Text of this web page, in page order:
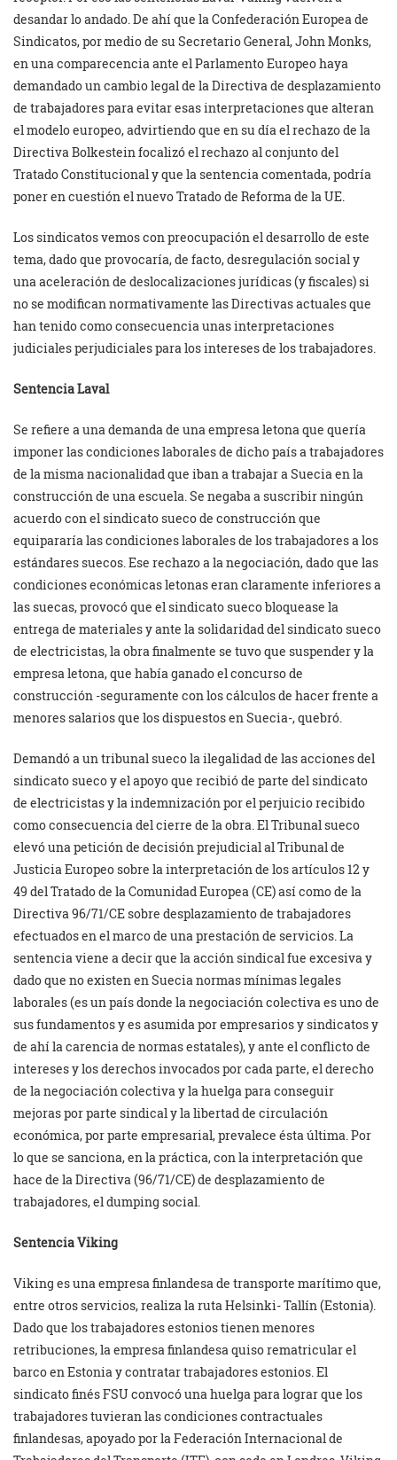
desandar lo andado. De ahí que la Confederación Europea de
Sindicatos, por medio de su Secretario General, John Monks,
en una comparecencia ante el Parlamento Europeo haya
demandado un cambio legal de la Directiva de desplazamiento
de trabajadores para evitar esas interpretaciones que alteran
el modelo europeo, advirtiendo que en su día el rechazo de la
Directiva Bolkestein focalizó el rechazo al conjunto del
Tratado Constitucional y que la sentencia comentada, podría
poner en cuestión el nuevo Tratado de Reforma de la UE.
Los sindicatos vemos con preocupación el desarrollo de este
tema, dado que provocaría, de facto, desregulación social y
una aceleración de deslocalizaciones jurídicas (y fiscales) si
no se modifican normativamente las Directivas actuales que
han tenido como consecuencia unas interpretaciones
judiciales perjudiciales para los intereses de los trabajadores.
Sentencia Laval
Se refiere a una demanda de una empresa letona que quería
imponer las condiciones laborales de dicho país a trabajadores
de la misma nacionalidad que iban a trabajar a Suecia en la
construcción de una escuela. Se negaba a suscribir ningún
acuerdo con el sindicato sueco de construcción que
equipararía las condiciones laborales de los trabajadores a los
estándares suecos. Ese rechazo a la negociación, dado que las
condiciones económicas letonas eran claramente inferiores a
las suecas, provocó que el sindicato sueco bloquease la
entrega de materiales y ante la solidaridad del sindicato sueco
de electricistas, la obra finalmente se tuvo que suspender y la
empresa letona, que había ganado el concurso de
construcción -seguramente con los cálculos de hacer frente a
menores salarios que los dispuestos en Suecia-, quebró.
Demandó a un tribunal sueco la ilegalidad de las acciones del
sindicato sueco y el apoyo que recibió de parte del sindicato
de electricistas y la indemnización por el perjuicio recibido
como consecuencia del cierre de la obra. El Tribunal sueco
elevó una petición de decisión prejudicial al Tribunal de
Justicia Europeo sobre la interpretación de los artículos 12 y
49 del Tratado de la Comunidad Europea (CE) así como de la
Directiva 96/71/CE sobre desplazamiento de trabajadores
efectuados en el marco de una prestación de servicios. La
sentencia viene a decir que la acción sindical fue excesiva y
dado que no existen en Suecia normas mínimas legales
laborales (es un país donde la negociación colectiva es uno de
sus fundamentos y es asumida por empresarios y sindicatos y
de ahí la carencia de normas estatales), y ante el conflicto de
intereses y los derechos invocados por cada parte, el derecho
de la negociación colectiva y la huelga para conseguir
mejoras por parte sindical y la libertad de circulación
económica, por parte empresarial, prevalece ésta última. Por
lo que se sanciona, en la práctica, con la interpretación que
hace de la Directiva (96/71/CE) de desplazamiento de
trabajadores, el dumping social.
Sentencia Viking
Viking es una empresa finlandesa de transporte marítimo que,
entre otros servicios, realiza la ruta Helsinki- Tallín (Estonia).
Dado que los trabajadores estonios tienen menores
retribuciones, la empresa finlandesa quiso rematricular el
barco en Estonia y contratar trabajadores estonios. El
sindicato finés FSU convocó una huelga para lograr que los
trabajadores tuvieran las condiciones contractuales
finlandesas, apoyado por la Federación Internacional de